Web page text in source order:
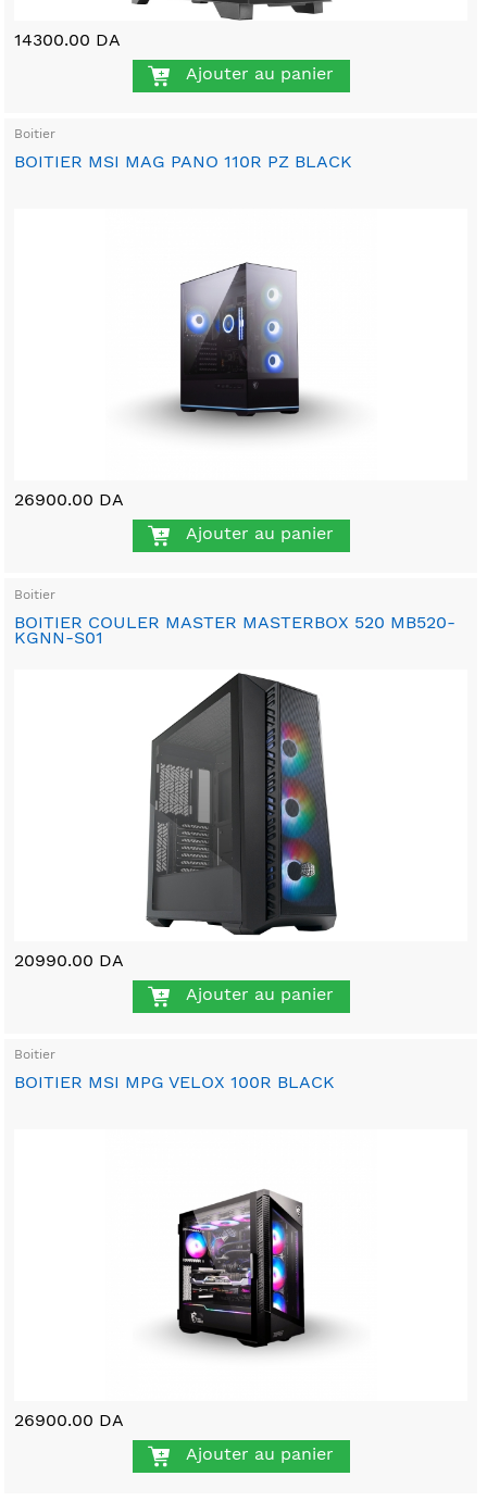
14300.00 DA
Ajouter au panier
Boitier
BOITIER MSI MAG PANO 110R PZ BLACK
26900.00 DA
Ajouter au panier
Boitier
BOITIER COULER MASTER MASTERBOX 520 MB520-
KGNN-S01
20990.00 DA
Ajouter au panier
Boitier
BOITIER MSI MPG VELOX 100R BLACK
26900.00 DA
Ajouter au panier